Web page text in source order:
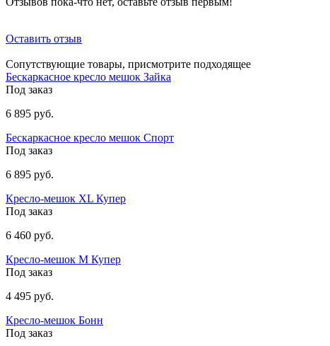
Оставить отзыв
Сопутствующие товары, присмотрите подходящее
Бескаркасное кресло мешок Зайка
Под заказ
6 895 руб.
Бескаркасное кресло мешок Спорт
Под заказ
6 895 руб.
Кресло-мешок XL Купер
Под заказ
6 460 руб.
Кресло-мешок М Купер
Под заказ
4 495 руб.
Кресло-мешок Бонн
Под заказ